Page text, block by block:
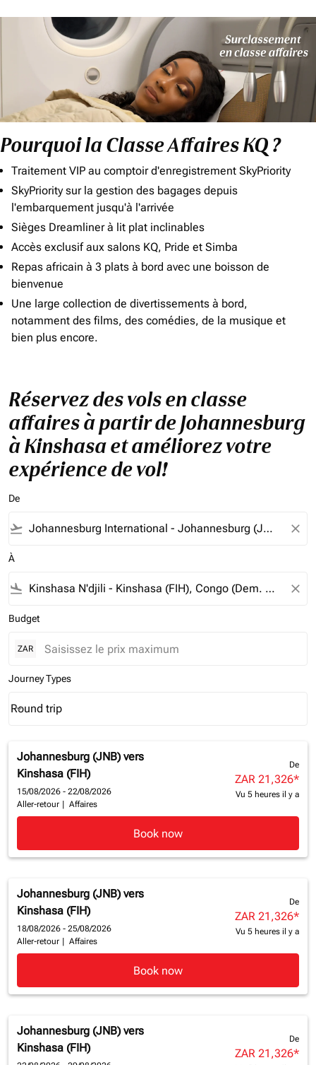
Pourquoi la Classe Affaires KQ ?
Traitement VIP au comptoir d'enregistrement SkyPriority
SkyPriority sur la gestion des bagages depuis
l'embarquement jusqu'à l'arrivée
Sièges Dreamliner à lit plat inclinables
Accès exclusif aux salons KQ, Pride et Simba
Repas africain à 3 plats à bord avec une boisson de
bienvenue
Une large collection de divertissements à bord,
notamment des films, des comédies, de la musique et
bien plus encore.
Réservez des vols en classe
affaires à partir de Johannesburg
à Kinshasa et améliorez votre
expérience de vol!
De
flight_takeoff close
À
flight_land close
Budget
ZAR
Journey Types
Journey Types option Round trip Selected
Round trip
keyboard_arrow_down
Johannesburg (JNB) vers
Kinshasa (FIH)
15/08/2026 - 22/08/2026
Aller-retour
Affaires
De
ZAR 21,326*
Vu 5 heures il y a
Book now
Johannesburg (JNB) vers
Kinshasa (FIH)
18/08/2026 - 25/08/2026
Aller-retour
Affaires
De
ZAR 21,326*
Vu 5 heures il y a
Book now
Johannesburg (JNB) vers
Kinshasa (FIH)
De
ZAR 21,326*